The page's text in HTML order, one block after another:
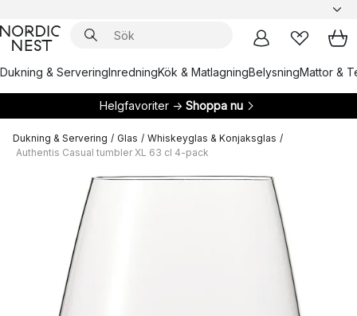
Dukning & ServeringInredningKök & MatlagningBelysningMattor &
Helgfavoriter → Shoppa nu
Dukning & Servering / Glas / Whiskeyglas & Konjaksglas /
Authentis Casual tumbler XL 63 cl 4-pack